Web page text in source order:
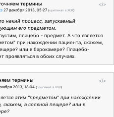
</>
термины
27 декабря 2013, 05:27 (оригинал в ЖЖ)
некий процесс, запускаемый
его предметом.
плацебо - предмет. А что является
при нахождении пациента, скажем,
или в барокамере? Плацебо-
проявляться в обоих случаях.
</>
термины
2013, 18:04 (оригинал в ЖЖ)
этим "предметом" при нахождении
скажем, в соляной пещере? или в